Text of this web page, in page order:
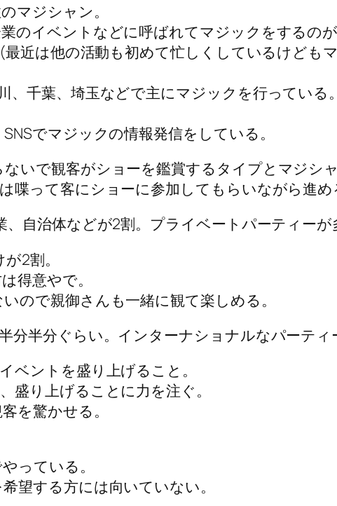
マジシャン。
のイベントなどに呼ばれてマジックをするのが
近は他の活動も初めて忙しくしているけども
、千葉、埼玉などで主にマジックを行ってい
でマジックの情報発信をしている。
いで観客がショーを鑑賞するタイプとマジシ
って客にショーに参加してもらいながら進め
自治体などが2割。プライベートパーティーが
2割。
得意やで。
ので親御さんも一緒に観て楽しめる。
分半分ぐらい。インターナショナルなパーティ
ベントを盛り上げること。
盛り上げることに力を注ぐ。
を驚かせる。
っている。
望する方には向いていない。